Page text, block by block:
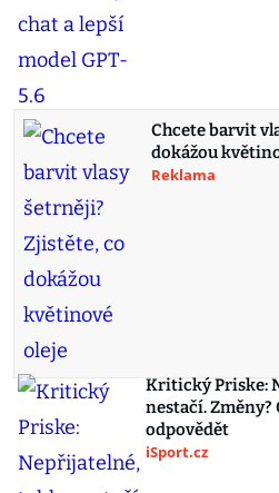
Chcete barvit
dokážou
Reklama
Kritický Priske:
nestačí. Změny?
odpovědět
iSport.cz